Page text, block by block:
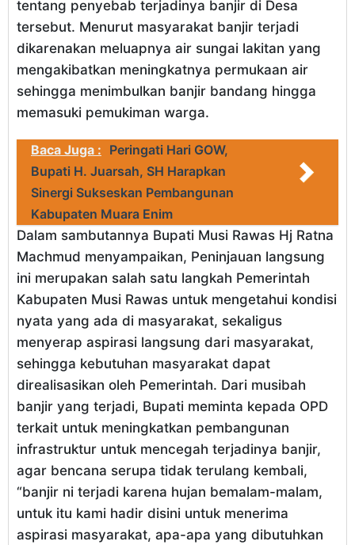
tentang penyebab terjadinya banjir di Desa
tersebut. Menurut masyarakat banjir terjadi
dikarenakan meluapnya air sungai lakitan yang
mengakibatkan meningkatnya permukaan air
sehingga menimbulkan banjir bandang hingga
memasuki pemukiman warga.
Baca Juga : Peringati Hari GOW,
Bupati H. Juarsah, SH Harapkan
Sinergi Sukseskan Pembangunan
Kabupaten Muara Enim
Dalam sambutannya Bupati Musi Rawas Hj Ratna
Machmud menyampaikan, Peninjauan langsung
ini merupakan salah satu langkah Pemerintah
Kabupaten Musi Rawas untuk mengetahui kondisi
nyata yang ada di masyarakat, sekaligus
menyerap aspirasi langsung dari masyarakat,
sehingga kebutuhan masyarakat dapat
direalisasikan oleh Pemerintah. Dari musibah
banjir yang terjadi, Bupati meminta kepada OPD
terkait untuk meningkatkan pembangunan
infrastruktur untuk mencegah terjadinya banjir,
agar bencana serupa tidak terulang kembali,
“banjir ni terjadi karena hujan bemalam-malam,
untuk itu kami hadir disini untuk menerima
aspirasi masyarakat, apa-apa yang dibutuhkan